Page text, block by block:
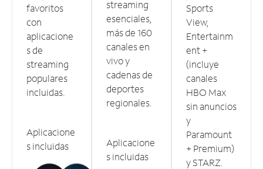
favoritos
con
aplicacione
s de
streaming
populares
incluidas.
Aplicacione
s incluidas
streaming
esenciales,
más de 160
canales en
vivo y
cadenas de
deportes
regionales.
Aplicacione
s incluidas
Sports
View,
Entertainm
ent +
(incluye
canales
HBO Max
sin anuncios
y
Paramount
+ Premium)
y STARZ.